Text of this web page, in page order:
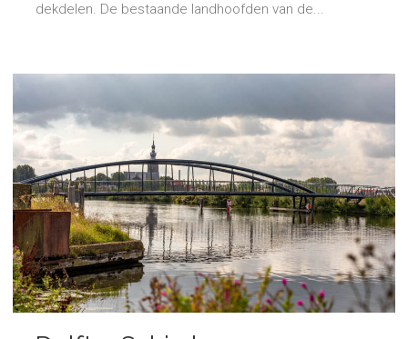
dekdelen. De bestaande landhoofden van de...